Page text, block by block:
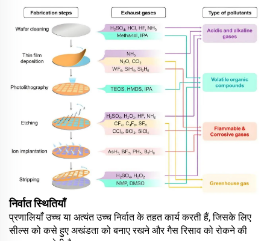
निर्वात स्थितियाँ
प्रणालियाँ उच्च या अत्यंत उच्च निर्वात के तहत कार्य करती हैं, जिसके लिए
सील्स को कसे हुए अखंडता को बनाए रखने और गैस रिसाव को रोकने की